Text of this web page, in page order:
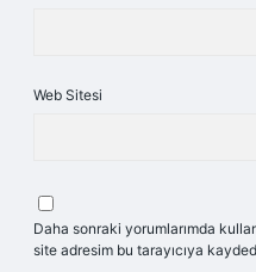
Web Sitesi
Daha sonraki yorumlarımda
site adresim bu tarayıcıya